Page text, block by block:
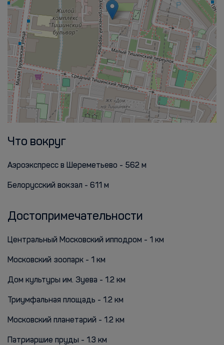
Что вокруг
Аэроэкспресс в Шереметьево - 562 м
Белорусский вокзал - 611 м
Достопримечательности
Центральный Московский ипподром - 1 км
Московский зоопарк - 1 км
Дом культуры им. Зуева - 1.2 км
Триумфальная площадь - 1.2 км
Московский планетарий - 1.2 км
Патриаршие пруды - 1.3 км